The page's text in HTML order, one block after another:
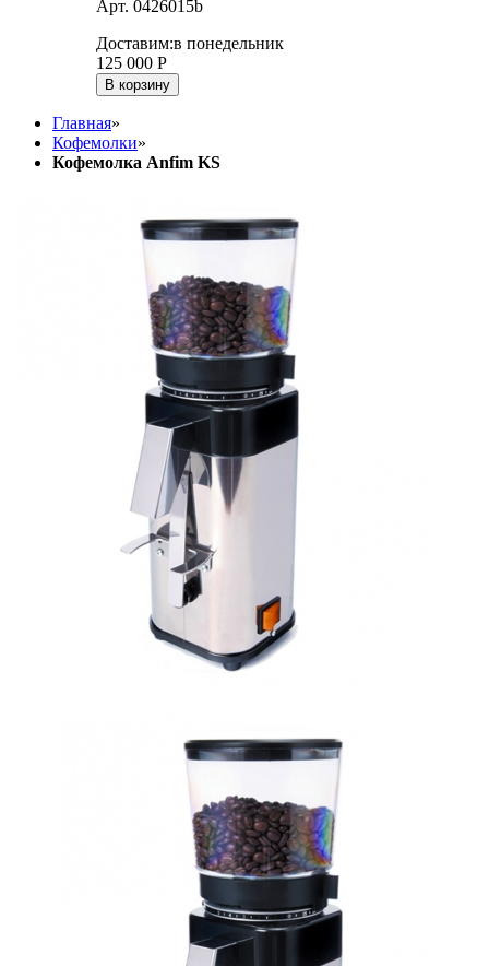
Арт. 0426015b
Доставим:в понедельник
125 000 Р
В корзину
Главная»
Кофемолки»
Кофемолка Anfim KS